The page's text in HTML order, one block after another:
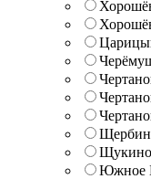
Щукино
Южное